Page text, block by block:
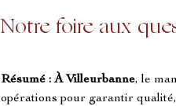
Notre foire aux
Résumé : À Villeurbanne, le
opérations pour garantir